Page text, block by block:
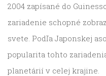
2004 zapísané do
zariadenie schopné
svete. Podľa Japonskej
popularita tohto
planetárií v celej krajine.